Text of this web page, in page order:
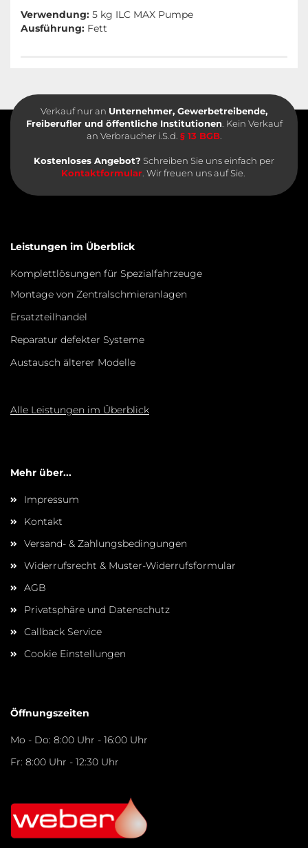
Verwendung: 5 kg ILC MAX Pumpe
Ausführung: Fett
Verkauf nur an Unternehmer, Gewerbetreibende,
Freiberufler und öffentliche Institutionen . Kein Verkauf
an Verbraucher i.S.d. § 13 BGB.
Kostenloses Angebot? Schreiben Sie uns einfach per
Kontaktformular. Wir freuen uns auf Sie.
Leistungen im Überblick
Komplettlösungen für Spezialfahrzeuge
Montage von Zentralschmieranlagen
Ersatzteilhandel
Reparatur defekter Systeme
Austausch älterer Modelle
Alle Leistungen im Überblick
Mehr über...
Impressum
Kontakt
Versand- & Zahlungsbedingungen
Widerrufsrecht & Muster-Widerrufsformular
AGB
Privatsphäre und Datenschutz
Callback Service
Cookie Einstellungen
Öffnungszeiten
Mo - Do: 8:00 Uhr - 16:00 Uhr
Fr: 8:00 Uhr - 12:30 Uhr